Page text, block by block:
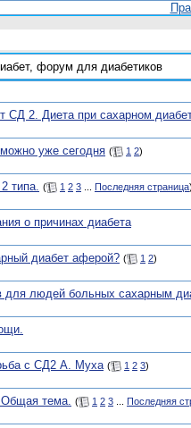
форум для диабетиков
СД 2. Диета при сахарном
уже сегодня ( 1 2)
типа. ( 1 2 3 Последняя страница)
о причинах диабета
диабет аферой? ( 1 2)
для людей больных сахарным
с СД2 А. Муха ( 1 2 3)
тема. ( 1 2 3 Последняя